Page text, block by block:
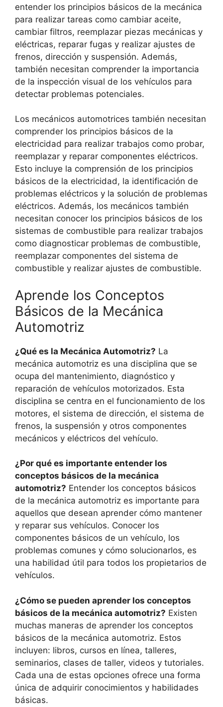
entender los principios básicos de la mecánica
para realizar tareas como cambiar aceite,
cambiar filtros, reemplazar piezas mecánicas y
eléctricas, reparar fugas y realizar ajustes de
frenos, dirección y suspensión. Además,
también necesitan comprender la importancia
de la inspección visual de los vehículos para
detectar problemas potenciales.
Los mecánicos automotrices también necesitan
comprender los principios básicos de la
electricidad para realizar trabajos como probar,
reemplazar y reparar componentes eléctricos.
Esto incluye la comprensión de los principios
básicos de la electricidad, la identificación de
problemas eléctricos y la solución de problemas
eléctricos. Además, los mecánicos también
necesitan conocer los principios básicos de los
sistemas de combustible para realizar trabajos
como diagnosticar problemas de combustible,
reemplazar componentes del sistema de
combustible y realizar ajustes de combustible.
Aprende los Conceptos
Básicos de la Mecánica
Automotriz
¿Qué es la Mecánica Automotriz? La
mecánica automotriz es una disciplina que se
ocupa del mantenimiento, diagnóstico y
reparación de vehículos motorizados. Esta
disciplina se centra en el funcionamiento de los
motores, el sistema de dirección, el sistema de
frenos, la suspensión y otros componentes
mecánicos y eléctricos del vehículo.
¿Por qué es importante entender los
conceptos básicos de la mecánica
automotriz? Entender los conceptos básicos
de la mecánica automotriz es importante para
aquellos que desean aprender cómo mantener
y reparar sus vehículos. Conocer los
componentes básicos de un vehículo, los
problemas comunes y cómo solucionarlos, es
una habilidad útil para todos los propietarios de
vehículos.
¿Cómo se pueden aprender los conceptos
básicos de la mecánica automotriz? Existen
muchas maneras de aprender los conceptos
básicos de la mecánica automotriz. Estos
incluyen: libros, cursos en línea, talleres,
seminarios, clases de taller, videos y tutoriales.
Cada una de estas opciones ofrece una forma
única de adquirir conocimientos y habilidades
básicas.